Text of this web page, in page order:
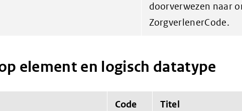
doorverwezen naar
ZorgverlenerCode.
element en logisch datatype
Code Titel